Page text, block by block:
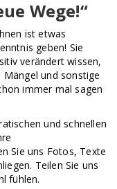
Wege!“
ist etwas
geben! Sie
verändert wissen,
und sonstige
immer mal sagen
und schnellen
Sie uns Fotos, Texte
Teilen Sie uns
fühlen.